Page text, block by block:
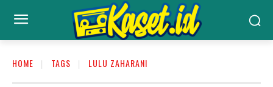
HOME TAGS LULU ZAHARANI